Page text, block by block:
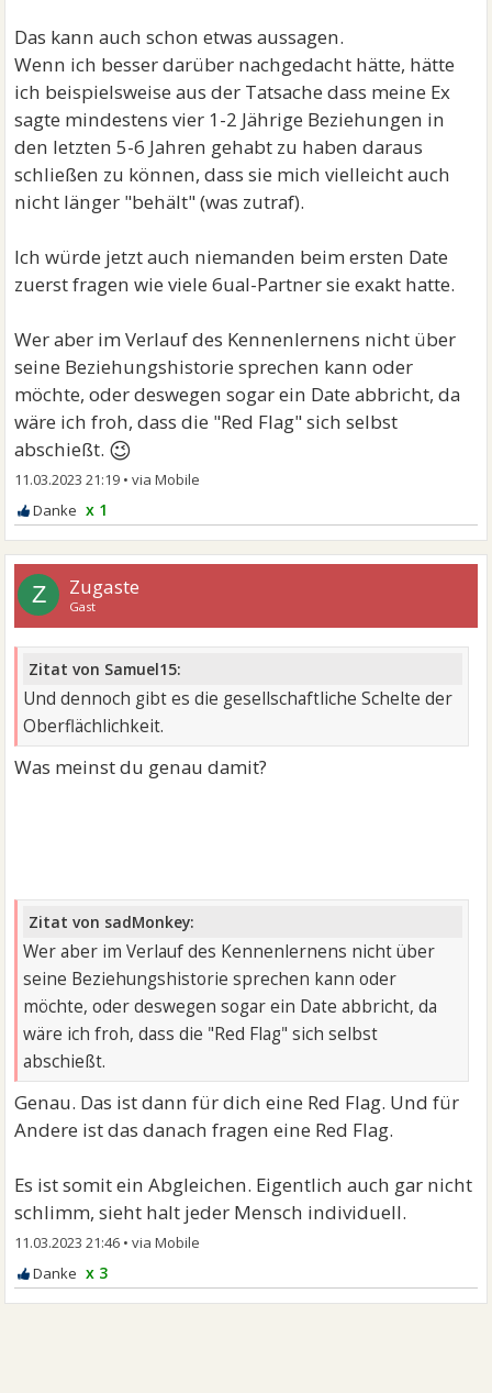
Das kann auch schon etwas aussagen.
Wenn ich besser darüber nachgedacht hätte, hätte
ich beispielsweise aus der Tatsache dass meine Ex
sagte mindestens vier 1-2 Jährige Beziehungen in
den letzten 5-6 Jahren gehabt zu haben daraus
schließen zu können, dass sie mich vielleicht auch
nicht länger "behält" (was zutraf).
Ich würde jetzt auch niemanden beim ersten Date
zuerst fragen wie viele 6ual-Partner sie exakt hatte.
Wer aber im Verlauf des Kennenlernens nicht über
seine Beziehungshistorie sprechen kann oder
möchte, oder deswegen sogar ein Date abbricht, da
wäre ich froh, dass die "Red Flag" sich selbst
abschießt. 😉
11.03.2023 21:19 •
x 1
Z Zugaste
Gast
Zitat von Samuel15:
Und dennoch gibt es die gesellschaftliche Schelte der
Oberflächlichkeit.
Was meinst du genau damit?
Zitat von sadMonkey:
Wer aber im Verlauf des Kennenlernens nicht über
seine Beziehungshistorie sprechen kann oder
möchte, oder deswegen sogar ein Date abbricht, da
wäre ich froh, dass die "Red Flag" sich selbst
abschießt.
Genau. Das ist dann für dich eine Red Flag. Und für
Andere ist das danach fragen eine Red Flag.
Es ist somit ein Abgleichen. Eigentlich auch gar nicht
schlimm, sieht halt jeder Mensch individuell.
11.03.2023 21:46 •
x 3